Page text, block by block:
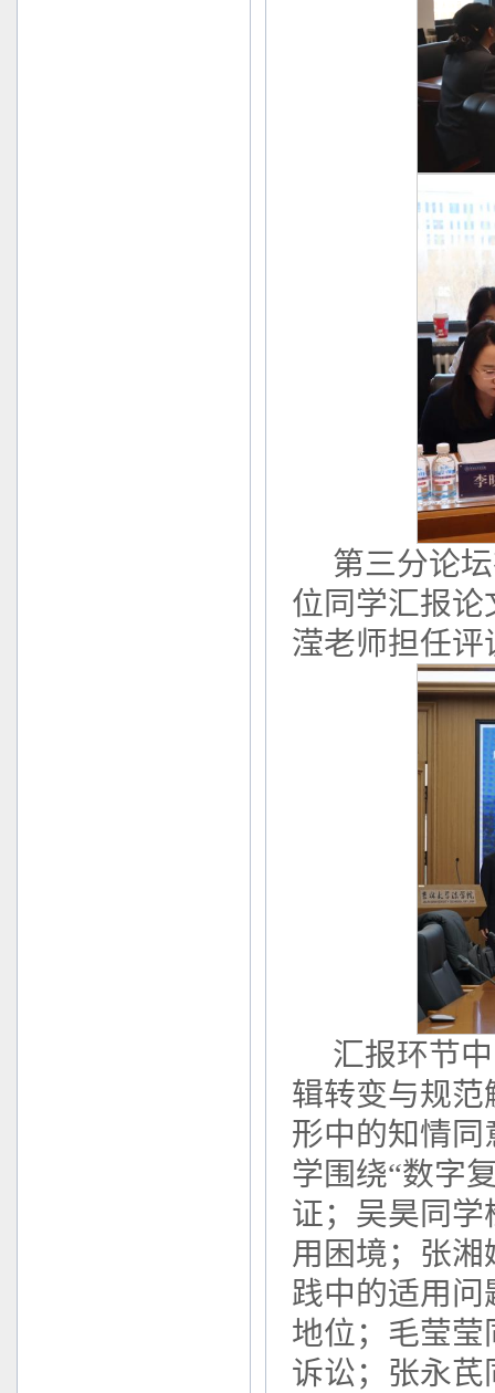
第三分论
位同学汇报
滢老师担任评
汇报环节
辑转变与规
形中的知情
学围绕“数字
证；吴昊同
用困境；张湘
践中的适用
地位；毛莹
诉讼；张永